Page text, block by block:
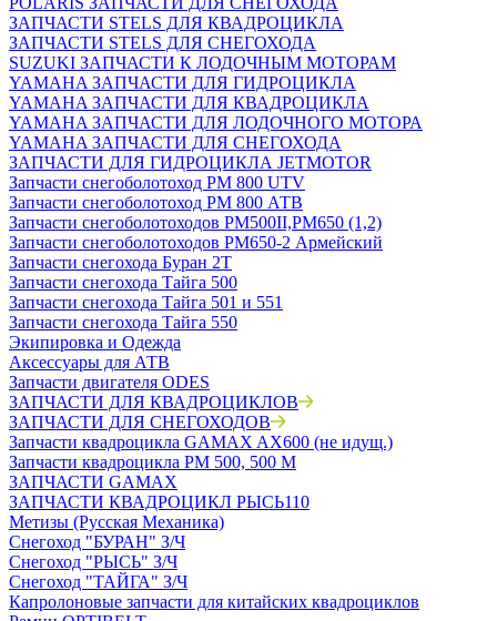
ЗАПЧАСТИ STELS ДЛЯ КВАДРОЦИКЛА
ЗАПЧАСТИ STELS ДЛЯ СНЕГОХОДА
SUZUKI ЗАПЧАСТИ К ЛОДОЧНЫМ МОТОРАМ
YAMAHA ЗАПЧАСТИ ДЛЯ ГИДРОЦИКЛА
YAMAHA ЗАПЧАСТИ ДЛЯ КВАДРОЦИКЛА
YAMAHA ЗАПЧАСТИ ДЛЯ ЛОДОЧНОГО МОТОРА
YAMAHA ЗАПЧАСТИ ДЛЯ СНЕГОХОДА
ЗАПЧАСТИ ДЛЯ ГИДРОЦИКЛА JETMOTOR
Запчасти снегоболотоход РМ 800 UTV
Запчасти снегоболотоход РМ 800 АТВ
Запчасти снегоболотоходов РМ500II,РМ650 (1,2)
Запчасти снегоболотоходов РМ650-2 Армейский
Запчасти снегохода Буран 2Т
Запчасти снегохода Тайга 500
Запчасти снегохода Тайга 501 и 551
Запчасти снегохода Тайга 550
Экипировка и Одежда
Аксессуары для АТВ
Запчасти двигателя ODES
ЗАПЧАСТИ ДЛЯ КВАДРОЦИКЛОВ
ЗАПЧАСТИ ДЛЯ СНЕГОХОДОВ
Запчасти квадроцикла GAMAX AX600 (не идущ.)
Запчасти квадроцикла РМ 500, 500 М
ЗАПЧАСТИ GAMAX
ЗАПЧАСТИ КВАДРОЦИКЛ РЫСЬ110
Метизы (Русская Механика)
Снегоход "БУРАН" З/Ч
Снегоход "РЫСЬ" З/Ч
Снегоход "ТАЙГА" З/Ч
Капролоновые запчасти для китайских квадроциклов